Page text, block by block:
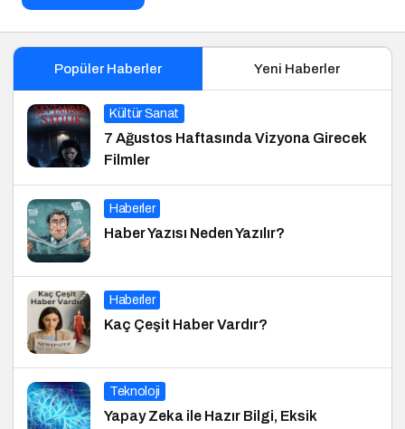
Popüler Haberler Yeni Haberler
Kültür Sanat
7 Ağustos Haftasında Vizyona Girecek
Filmler
Haberler
Haber Yazısı Neden Yazılır?
Haberler
Kaç Çeşit Haber Vardır?
Teknoloji
Yapay Zeka ile Hazır Bilgi, Eksik